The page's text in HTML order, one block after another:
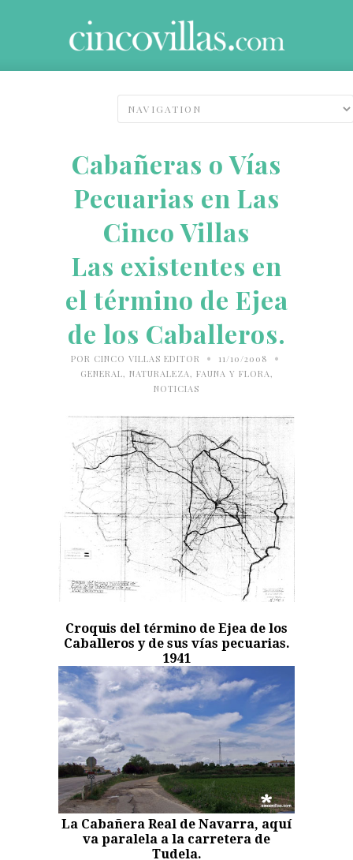
Cabañeras o Vías
Pecuarias en Las
Cinco Villas
Las existentes en
el término de Ejea
de los Caballeros.
POR CINCO VILLAS EDITOR • 11/10/2008 •
GENERAL, NATURALEZA, FAUNA Y FLORA ,
NOTICIAS
Croquis del término de Ejea de los
Caballeros y de sus vías pecuarias.
1941
La Cabañera Real de Navarra, aquí
va paralela a la carretera de
Tudela.